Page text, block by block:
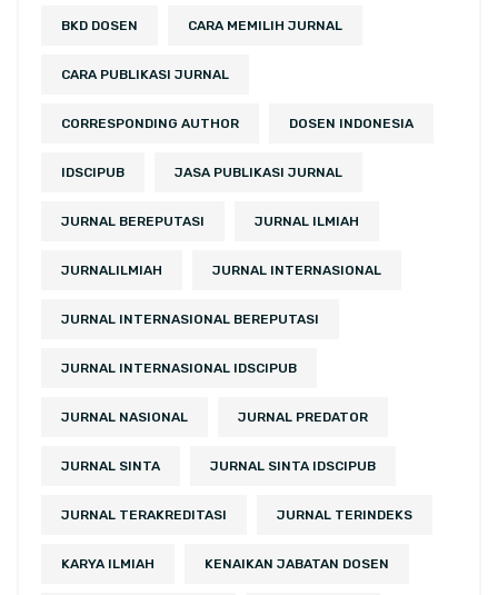
BKD DOSEN CARA MEMILIH JURNAL
CARA PUBLIKASI JURNAL
CORRESPONDING AUTHOR DOSEN INDONESIA
IDSCIPUB JASA PUBLIKASI JURNAL
JURNAL BEREPUTASI JURNAL ILMIAH
JURNALILMIAH JURNAL INTERNASIONAL
JURNAL INTERNASIONAL BEREPUTASI
JURNAL INTERNASIONAL IDSCIPUB
JURNAL NASIONAL JURNAL PREDATOR
JURNAL SINTA JURNAL SINTA IDSCIPUB
JURNAL TERAKREDITASI JURNAL TERINDEKS
KARYA ILMIAH KENAIKAN JABATAN DOSEN